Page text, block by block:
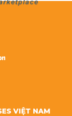
VIỆT NAM